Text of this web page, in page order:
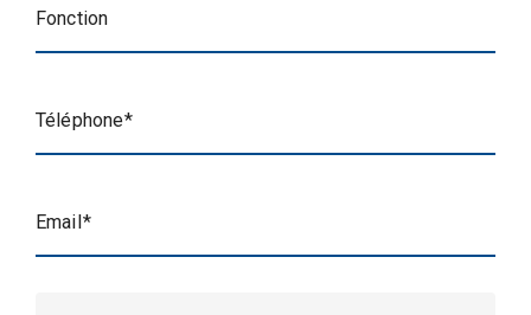
Fonction
Téléphone
Email